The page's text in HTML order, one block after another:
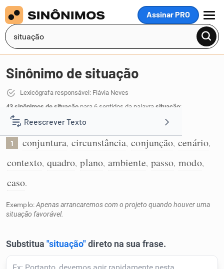
Assinar PRO
MENU
Reescrever Texto
Resumir Texto
Detector de IA
Sinônimo de situação
Lexicógrafa responsável: Flávia Neves
43 sinônimos de situação para 6 sentidos da palavra situação:
Conjuntura ou circunstâncias do momento:
1 conjuntura, circunstância, conjunção, cenário,
contexto, quadro, plano, ambiente, passo, modo,
caso.
Exemplo:Apenas arrancaremos com o projeto quando houver uma
situação favorável.